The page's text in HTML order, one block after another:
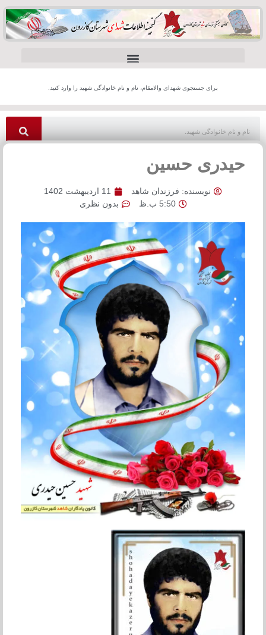
برای جستجوی شهدای والامقام، نام و نام خانوادگی شهید را وارد کنید.
حیدری حسین
نویسنده: فرزندان شاهد
11 اردیبهشت 1402
5:50 ب.ظ
بدون نظری